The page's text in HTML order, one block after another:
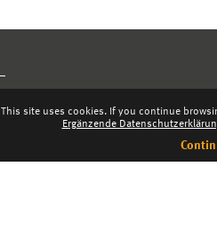
This site uses cookies. If you continue
Ergänzende